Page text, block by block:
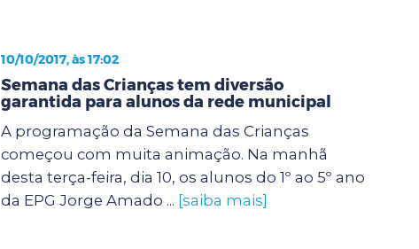
10/10/2017, às 17:02
Semana das Crianças tem diversão
garantida para alunos da rede municipal
A programação da Semana das Crianças
começou com muita animação. Na manhã
desta terça-feira, dia 10, os alunos do 1º ao 5º ano
da EPG Jorge Amado ... [saiba mais]